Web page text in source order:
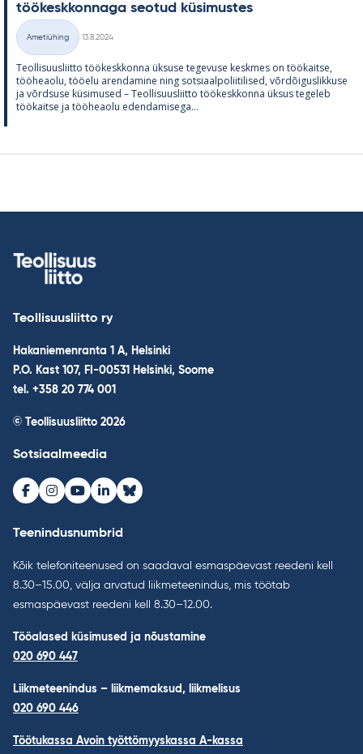
töö­kesk­kon­naga seo­tud kü­si­mus­tes
Kategooriad
Ametiühing
13.8.2024
Teol­li­suus­liitto töö­kesk­konna ük­suse te­ge­vuse kesk­mes on töö­kaitse,
töö­heaolu, töö­elu aren­da­mine ning sot­si­aal­po­lii­ti­li­sed, võrdõi­gus­lik­kuse
ja võrd­suse kü­si­mused – Teol­li­suus­liitto töö­kesk­konna ük­sus te­ge­leb
töö­kaitse ja töö­heaolu eden­da­mi­sega...
Teollisuusliitto ry
Hakaniemenranta 1 A, Helsinki
P.O. Kast 107, FI-00531 Helsinki, Soome
tel. +358 20 774 001
© Teollisuusliitto 2026
Sotsiaalmeedia
Facebook
Instagram
Youtube
LinkedInBluesky
Teenindusnumbrid
Kõik telefoniteenused on saadaval esmaspäevast reedeni kell
8.30–15.00, välja arvatud liikmeteenindus, mis töötab
esmaspäevast reedeni kell 8.30–12.00.
Tööalased küsimused ja nõustamine
020 690 447
Liikmeteenindus – liikmemaksud, liikmelisus
020 690 446
Töötukassa Avoin työttömyyskassa A-kassa